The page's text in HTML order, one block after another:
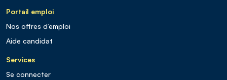
Portail emploi
Nos offres d’emploi
Aide candidat
Services
Se connecter